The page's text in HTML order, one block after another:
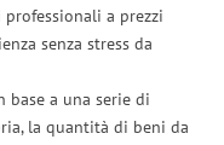
a prezzi
senza stress da
base a una serie di
la quantità di beni da